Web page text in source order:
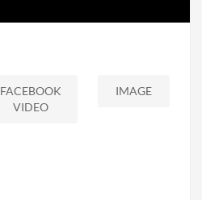
FACEBOOK
VIDEO
IMAGE